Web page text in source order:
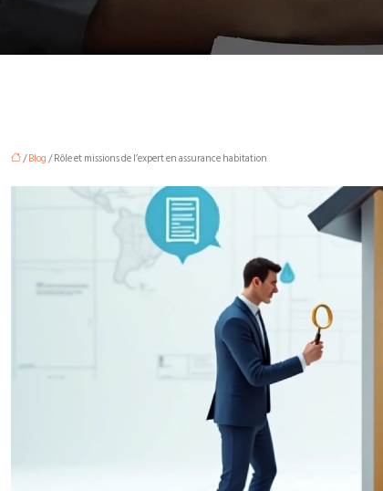
/Blog/ Rôle et missions de l’expert en assurance habitation